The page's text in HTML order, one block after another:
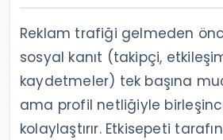
Reklam trafiği gelmeden
sosyal kanıt (takipçi,
kaydetmeler) tek başına
ama profil netliğiyle
kolaylaştırır. Etkisepeti